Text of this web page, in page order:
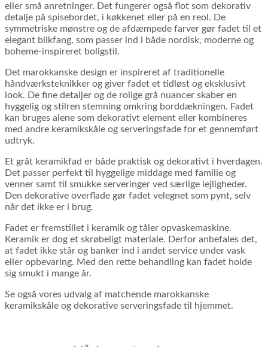
eller små anretninger. Det fungerer også flot som dekorativ
detalje på spisebordet, i køkkenet eller på en reol. De
symmetriske mønstre og de afdæmpede farver gør fadet til et
elegant blikfang, som passer ind i både nordisk, moderne og
boheme-inspireret boligstil.
Det marokkanske design er inspireret af traditionelle
håndværksteknikker og giver fadet et tidløst og eksklusivt
look. De fine detaljer og de rolige grå nuancer skaber en
hyggelig og stilren stemning omkring borddækningen. Fadet
kan bruges alene som dekorativt element eller kombineres
med andre keramikskåle og serveringsfade for et gennemført
udtryk.
Et gråt keramikfad er både praktisk og dekorativt i hverdagen.
Det passer perfekt til hyggelige middage med familie og
venner samt til smukke serveringer ved særlige lejligheder.
Den dekorative overflade gør fadet velegnet som pynt, selv
når det ikke er i brug.
Fadet er fremstillet i keramik og tåler opvaskemaskine.
Keramik er dog et skrøbeligt materiale. Derfor anbefales det,
at fadet ikke står og banker ind i andet service under vask
eller opbevaring. Med den rette behandling kan fadet holde
sig smukt i mange år.
Se også vores udvalg af matchende marokkanske
keramikskåle og dekorative serveringsfade til hjemmet.